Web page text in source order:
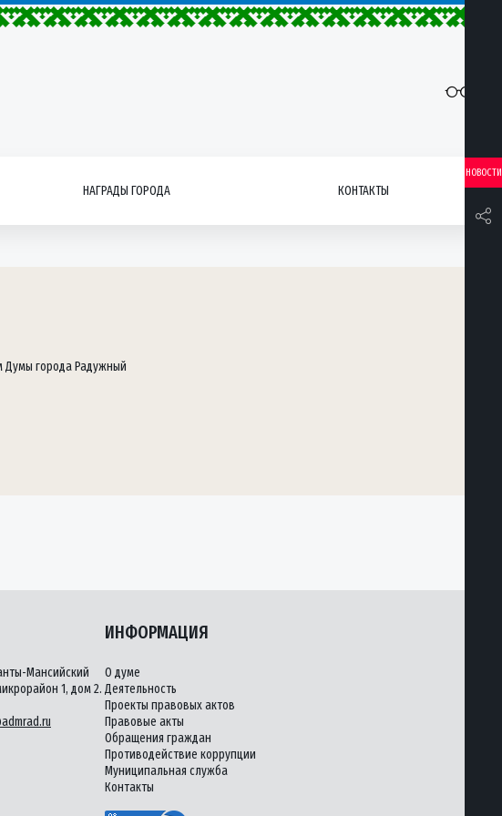
НАГРАДЫ ГОРОДА КОНТАКТЫ
НОВОСТИ
Думы города Радужный
Мансийский
1, дом 2.
ИНФОРМАЦИЯ
О думе
Деятельность
Проекты правовых актов
Правовые акты
Обращения граждан
Противодействие коррупции
Муниципальная служба
Контакты